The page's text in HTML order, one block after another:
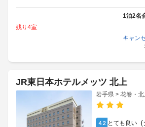
1泊2名
残り4室
キャン
JR東日本ホテルメッツ 北上
岩手県 > 花巻・北
4.2 とても良い (